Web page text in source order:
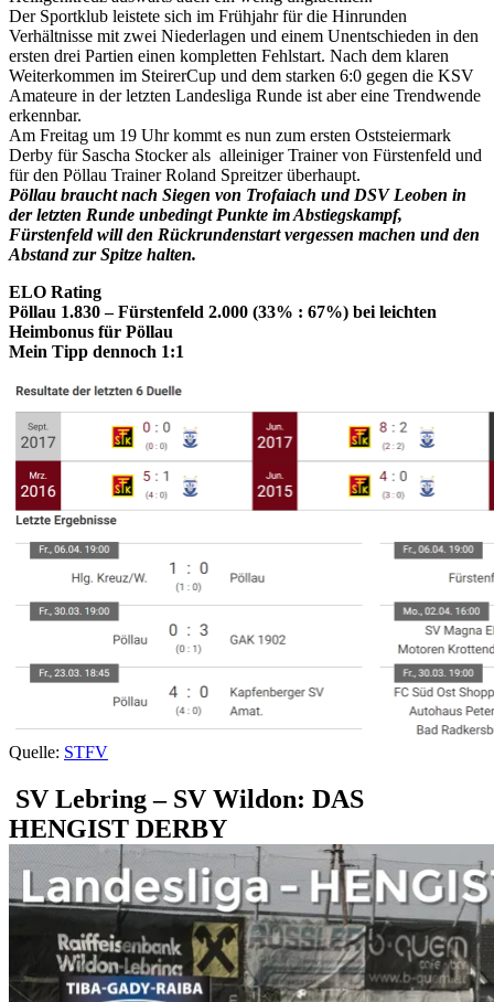
Der Sportklub leistete sich im Frühjahr für die Hinrunden
Verhältnisse mit zwei Niederlagen und einem Unentschieden in den
ersten drei Partien einen kompletten Fehlstart. Nach dem klaren
Weiterkommen im SteirerCup und dem starken 6:0 gegen die KSV
Amateure in der letzten Landesliga Runde ist aber eine Trendwende
erkennbar.
Am Freitag um 19 Uhr kommt es nun zum ersten Oststeiermark
Derby für Sascha Stocker als alleiniger Trainer von Fürstenfeld und
für den Pöllau Trainer Roland Spreitzer überhaupt.
Pöllau braucht nach Siegen von Trofaiach und DSV Leoben in
der letzten Runde unbedingt Punkte im Abstiegskampf,
Fürstenfeld will den Rückrundenstart vergessen machen und den
Abstand zur Spitze halten.
ELO Rating
Pöllau 1.830 – Fürstenfeld 2.000 (33% : 67%) bei leichten
Heimbonus für Pöllau
Mein Tipp dennoch 1:1
Quelle: STFV
SV Lebring – SV Wildon: DAS
HENGIST DERBY